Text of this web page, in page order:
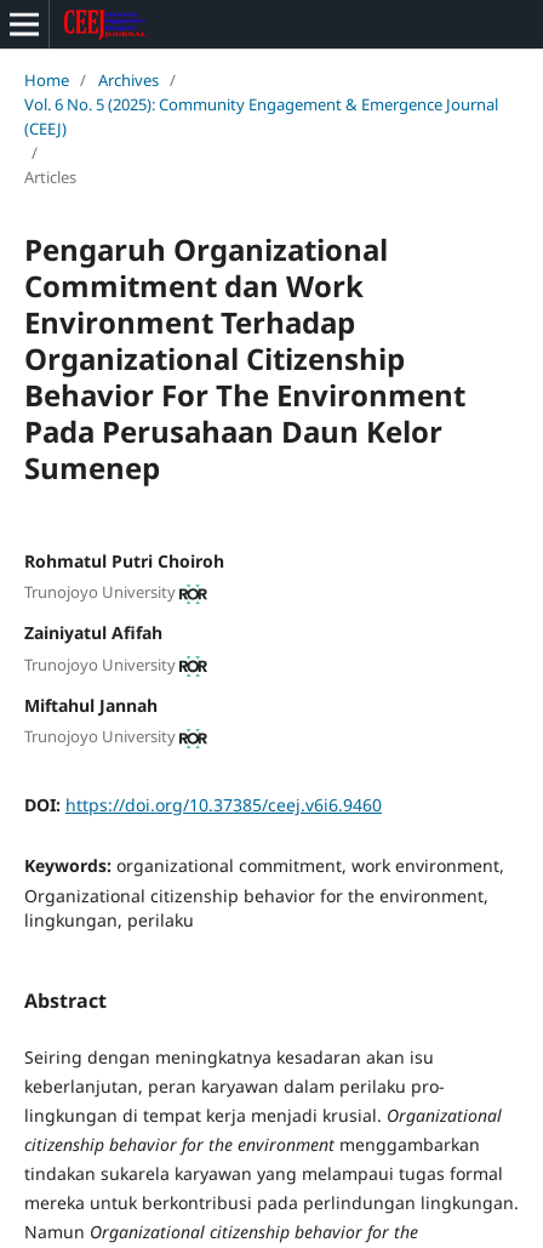
Home / Archives /
Vol. 6 No. 5 (2025): Community Engagement & Emergence Journal
(CEEJ)
/
Articles
Pengaruh Organizational
Commitment dan Work
Environment Terhadap
Organizational Citizenship
Behavior For The Environment
Pada Perusahaan Daun Kelor
Sumenep
Rohmatul Putri Choiroh
Trunojoyo University
Zainiyatul Afifah
Trunojoyo University
Miftahul Jannah
Trunojoyo University
DOI: https://doi.org/10.37385/ceej.v6i6.9460
Keywords: organizational commitment, work environment,
Organizational citizenship behavior for the environment,
lingkungan, perilaku
Abstract
Seiring dengan meningkatnya kesadaran akan isu
keberlanjutan, peran karyawan dalam perilaku pro-
lingkungan di tempat kerja menjadi krusial. Organizational
citizenship behavior for the environmentmenggambarkan
tindakan sukarela karyawan yang melampaui tugas formal
mereka untuk berkontribusi pada perlindungan lingkungan.
Namun Organizational citizenship behavior for the